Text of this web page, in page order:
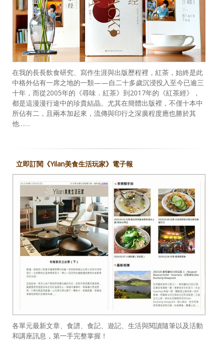
在我的長長飲食研究、寫作生涯與出版歷程裡，紅茶，始終是此
中格外佔有一席之地的一類——自二十多歲沉浸投入至今已逾三
十年，而從2005年的《尋味．紅茶》到2017年的《紅茶經》，
都是這漫漫行途中的珍貴結晶。尤其在簡體出版裡，不僅十本中
所佔有二，且兩本加起來，流傳與印行之深廣程度應也勝於其
他……
立即訂閱《Yilan美食生活玩家》電子報
各單元最新文章、食譜、食記、遊記、生活與閱讀隨筆以及活動
和講座訊息，第一手完整掌握！